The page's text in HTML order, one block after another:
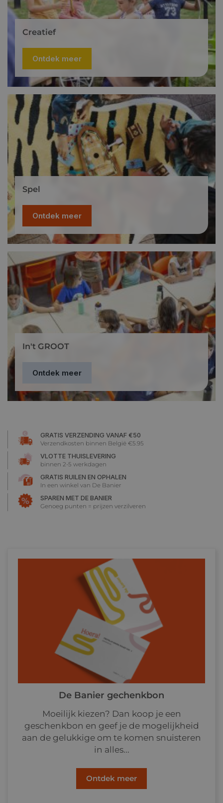
Creatief
Ontdek meer
Spel
Ontdek meer
In't GROOT
Ontdek meer
GRATIS VERZENDING VANAF €50
Verzendkosten binnen België €5.95
VLOTTE THUISLEVERING
binnen 2-5 werkdagen
GRATIS RUILEN EN OPHALEN
In een winkel van De Banier
SPAREN MET DE BANIER
Genoeg punten = prijzen verzilveren
De Banier gechenkbon
Moeilijk kiezen? Dan koop je een
geschenkbon en geef je de mogelijkheid
aan de gelukkige om te komen snuisteren
in alles...
Ontdek meer